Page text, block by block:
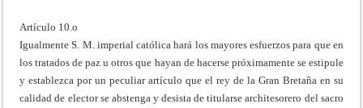
Artículo 10.o
Igualmente S. M. imperial católica hará los mayores esfuerzos para que en
los tratados de paz u otros que hayan de hacerse próximamente se estipule
y establezca por un peculiar artículo que el rey de la Gran Bretaña en su
calidad de elector se abstenga y desista de titularse architesorero del sacro